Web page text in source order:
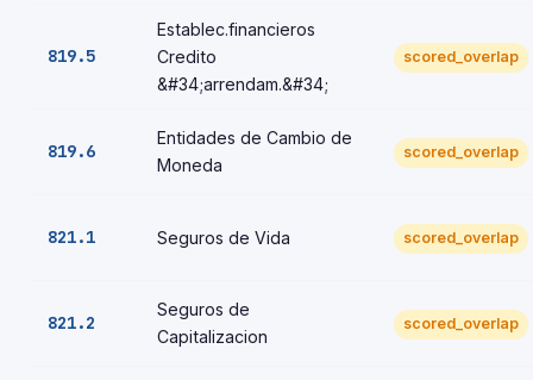
819.5
Establec.financieros
Credito
&#34;arrendam.&#34;
scored_overlap
819.6
Entidades de Cambio de
Moneda
scored_overlap
821.1 Seguros de Vida scored_overlap
821.2
Seguros de
Capitalizacion
scored_overlap